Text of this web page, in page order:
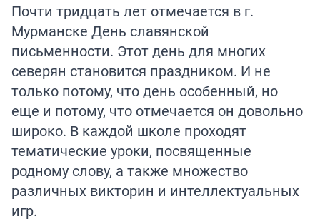
Почти тридцать лет отмечается в г.
Мурманске День славянской
письменности. Этот день для многих
северян становится праздником. И не
только потому, что день особенный, но
еще и потому, что отмечается он довольно
широко. В каждой школе проходят
тематические уроки, посвященные
родному слову, а также множество
различных викторин и интеллектуальных
игр.